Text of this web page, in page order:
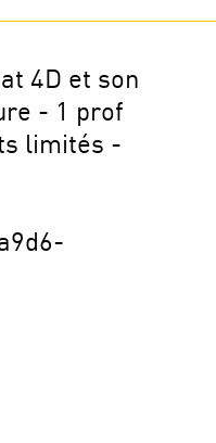
4D et son
- 1 prof
limités -